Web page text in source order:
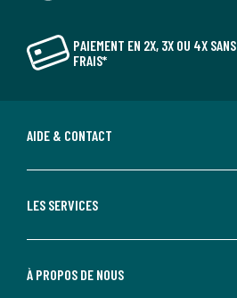
PAIEMENT EN 2X, 3X OU 4X SANS
FRAIS*
AIDE & CONTACT
LES SERVICES
À PROPOS DE NOUS